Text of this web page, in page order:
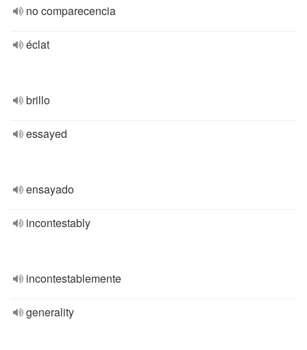
no comparecencia
éclat
brillo
essayed
ensayado
incontestably
incontestablemente
generality